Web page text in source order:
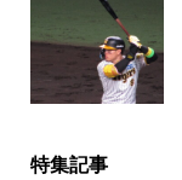
特集記事